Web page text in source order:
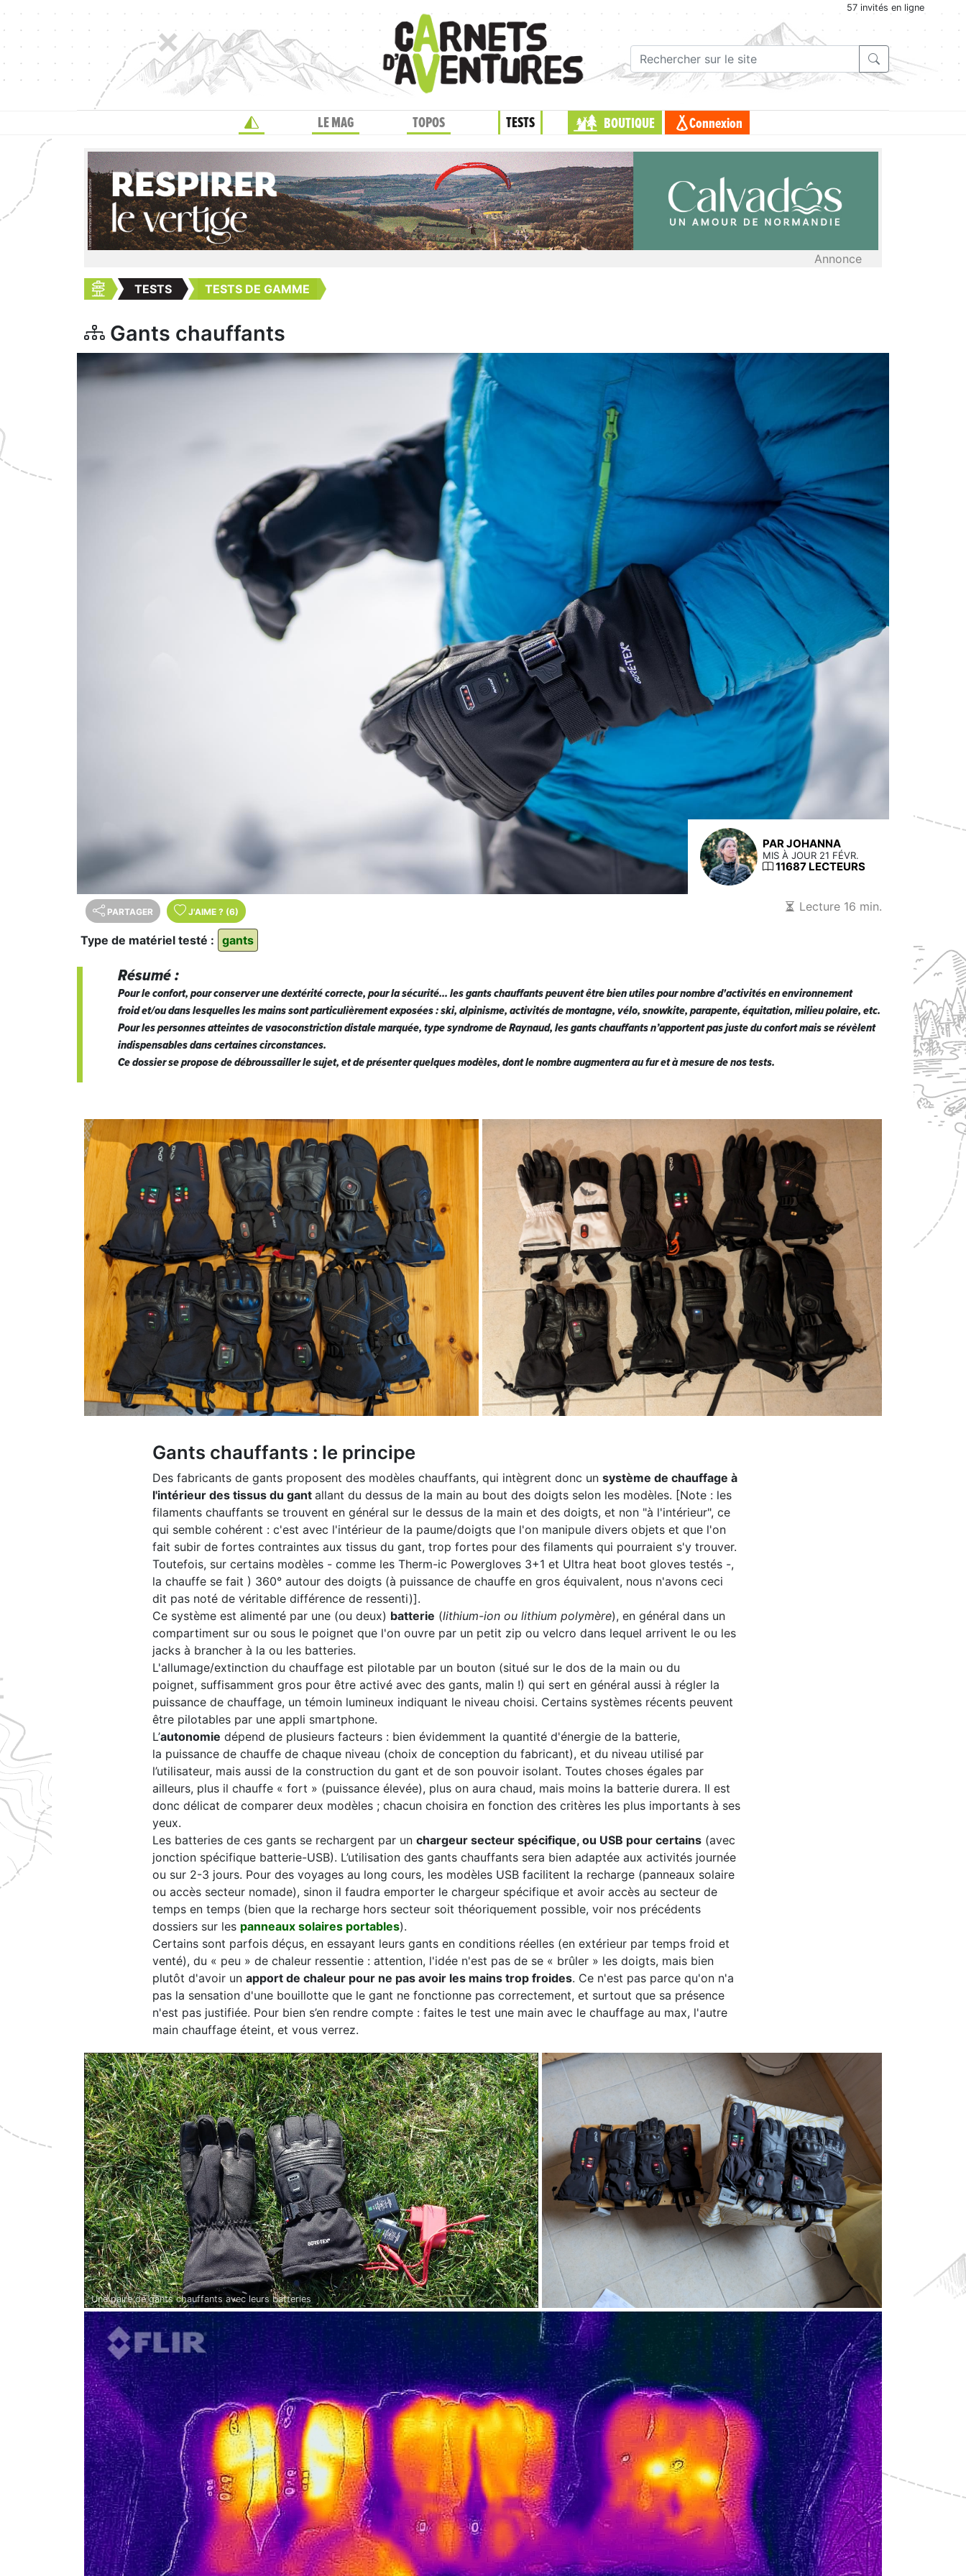
57 invités en ligne
LE MAG TOPOS TESTS BOUTIQUE Connexion
Annonce
TESTS TESTS DE GAMME
Gants chauffants
PAR JOHANNA
MIS À JOUR 21 FÉVR.
11687 LECTEURS
PARTAGER J'AIME ? (6) Lecture 16 min.
Type de matériel testé : gants
Résumé :
Pour le confort, pour conserver une dextérité correcte, pour la sécurité... les gants chauffants peuvent être bien utiles pour nombre d'activités en environnement
froid et/ou dans lesquelles les mains sont particulièrement exposées : ski, alpinisme, activités de montagne, vélo, snowkite, parapente, équitation, milieu polaire, etc.
Pour les personnes atteintes de vasoconstriction distale marquée, type syndrome de Raynaud, les gants chauffants n’apportent pas juste du confort mais se révèlent
indispensables dans certaines circonstances.
Ce dossier se propose de débroussailler le sujet, et de présenter quelques modèles, dont le nombre augmentera au fur et à mesure de nos tests.
Gants chauffants : le principe
Des fabricants de gants proposent des modèles chauffants, qui intègrent donc un système de chauffage à
l'intérieur des tissus du gant allant du dessus de la main au bout des doigts selon les modèles. [Note : les
filaments chauffants se trouvent en général sur le dessus de la main et des doigts, et non "à l'intérieur", ce
qui semble cohérent : c'est avec l'intérieur de la paume/doigts que l'on manipule divers objets et que l'on
fait subir de fortes contraintes aux tissus du gant, trop fortes pour des filaments qui pourraient s'y trouver.
Toutefois, sur certains modèles - comme les Therm-ic Powergloves 3+1 et Ultra heat boot gloves testés -,
la chauffe se fait ) 360° autour des doigts (à puissance de chauffe en gros équivalent, nous n'avons ceci
dit pas noté de véritable différence de ressenti)].
Ce système est alimenté par une (ou deux) batterie (lithium-ion ou lithium polymère), en général dans un
compartiment sur ou sous le poignet que l'on ouvre par un petit zip ou velcro dans lequel arrivent le ou les
jacks à brancher à la ou les batteries.
L'allumage/extinction du chauffage est pilotable par un bouton (situé sur le dos de la main ou du
poignet, suffisamment gros pour être activé avec des gants, malin !) qui sert en général aussi à régler la
puissance de chauffage, un témoin lumineux indiquant le niveau choisi. Certains systèmes récents peuvent
être pilotables par une appli smartphone.
L’autonomie dépend de plusieurs facteurs : bien évidemment la quantité d'énergie de la batterie,
la puissance de chauffe de chaque niveau (choix de conception du fabricant), et du niveau utilisé par
l’utilisateur, mais aussi de la construction du gant et de son pouvoir isolant. Toutes choses égales par
ailleurs, plus il chauffe « fort » (puissance élevée), plus on aura chaud, mais moins la batterie durera. Il est
donc délicat de comparer deux modèles ; chacun choisira en fonction des critères les plus importants à ses
yeux.
Les batteries de ces gants se rechargent par un chargeur secteur spécifique, ou USB pour certains (avec
jonction spécifique batterie-USB). L’utilisation des gants chauffants sera bien adaptée aux activités journée
ou sur 2-3 jours. Pour des voyages au long cours, les modèles USB facilitent la recharge (panneaux solaire
ou accès secteur nomade), sinon il faudra emporter le chargeur spécifique et avoir accès au secteur de
temps en temps (bien que la recharge hors secteur soit théoriquement possible, voir nos précédents
dossiers sur les panneaux solaires portables).
Certains sont parfois déçus, en essayant leurs gants en conditions réelles (en extérieur par temps froid et
venté), du « peu » de chaleur ressentie : attention, l'idée n'est pas de se « brûler » les doigts, mais bien
plutôt d'avoir un apport de chaleur pour ne pas avoir les mains trop froides. Ce n'est pas parce qu'on n'a
pas la sensation d'une bouillotte que le gant ne fonctionne pas correctement, et surtout que sa présence
n'est pas justifiée. Pour bien s’en rendre compte : faites le test une main avec le chauffage au max, l'autre
main chauffage éteint, et vous verrez.
Une paire de gants chauffants avec leurs batteries